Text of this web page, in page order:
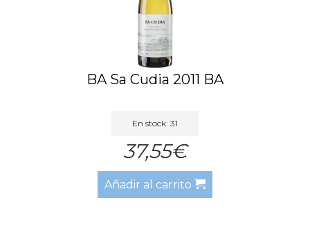
BA Sa Cudia 2011 BA
En stock: 31
37,55€
Añadir al carrito